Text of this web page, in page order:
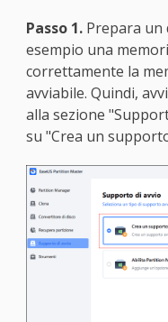
Passo 1. Prepara un
esempio una
correttamente la
avviabile. Quindi,
alla sezione
su "Crea un